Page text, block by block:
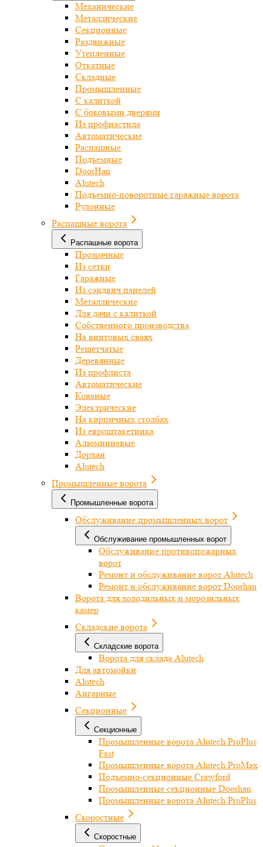
Механические
Металлические
Секционные
Раздвижные
Утепленные
Откатные
Складные
Промышленные
С калиткой
С боковыми дверями
Из профнастила
Автоматические
Распашные
Подъемные
DoorHan
Alutech
Подъемно-поворотные гаражные ворота
Рулонные
Распашные ворота
Распашные ворота
Прозрачные
Из сетки
Гаражные
Из сэндвич панелей
Металлические
Для дачи с калиткой
Собственного производства
На винтовых сваях
Решетчатые
Деревянные
Из профлиста
Автоматические
Кованые
Электрические
На кирпичных столбах
Из евроштакетника
Алюминиевые
Дорхан
Alutech
Промышленные ворота
Промышленные ворота
Обслуживание промышленных ворот
Обслуживание промышленных ворот
Обслуживание противопожарных
ворот
Ремонт и обслуживание ворот Alutech
Ремонт и обслуживание ворот Doorhan
Ворота для холодильных и морозильных
камер
Складские ворота
Складские ворота
Ворота для склада Alutech
Для автомойки
Alutech
Ангарные
Секционные
Секционные
Промышленные ворота Alutech ProPlus
Fast
Промышленные ворота Alutech ProMax
Подъемно-секционные Crawford
Промышленные секционные Doorhan
Промышленные ворота Alutech ProPlus
Скоростные
Скоростные